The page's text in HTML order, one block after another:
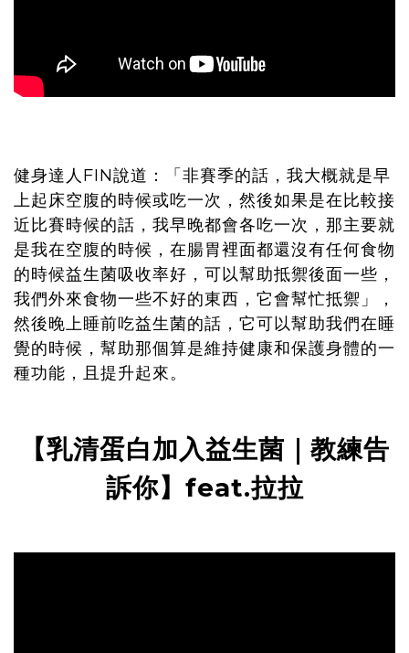
健身達人FIN說道：「非賽季的話，我大概就是早
上起床空腹的時候或吃一次，然後如果是在比較接
近比賽時候的話，我早晚都會各吃一次，那主要就
是我在空腹的時候，在腸胃裡面都還沒有任何食物
的時候益生菌吸收率好，可以幫助抵禦後面一些，
我們外來食物一些不好的東西，它會幫忙抵禦 」，
然後晚上睡前吃益生菌的話，它可以幫助我們在睡
覺的時候，幫助那個算是維持健康和保護身體的一
種功能，且提升起來。
【乳清蛋白加入益生菌｜教練告
訴你】 feat.拉拉